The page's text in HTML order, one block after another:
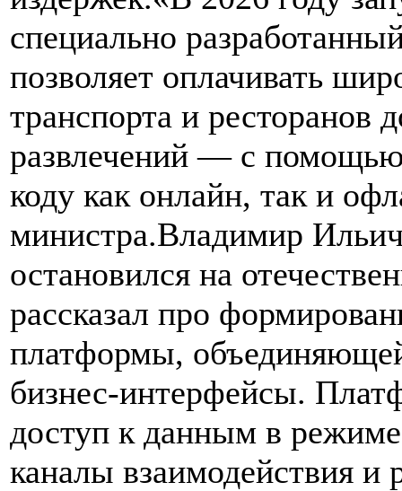
специально
позволяет оплачивать
транспорта и ресторанов
развлечений — с
коду как онлайн, так и
министра.Владимир
остановился на
рассказал про
платформы,
бизнес-интерфейсы.
доступ к данным в
каналы взаимодействия и